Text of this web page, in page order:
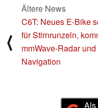
⟨
Ältere News
C6T: Neues E-Bike
für Stirnrunzeln,
mmWave-Radar und
Navigation
Als